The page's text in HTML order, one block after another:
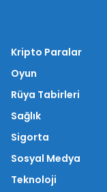
Kripto Paralar
Oyun
Rüya Tabirleri
Sağlık
Sigorta
Sosyal Medya
Teknoloji